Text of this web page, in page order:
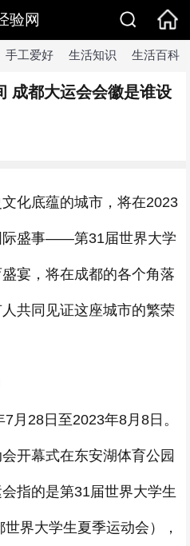
验网
手工爱好 生活知识 生活百科
成都大运会会徽是谁设
化底蕴的城市，将在2023
际盛事——第31届世界大学
宴，将在成都的各个角落
共同见证这座城市的繁荣
月28日至2023年8月8日。
开幕式在东安湖体育公园
指的是第31届世界大学生
界大学生夏季运动会），